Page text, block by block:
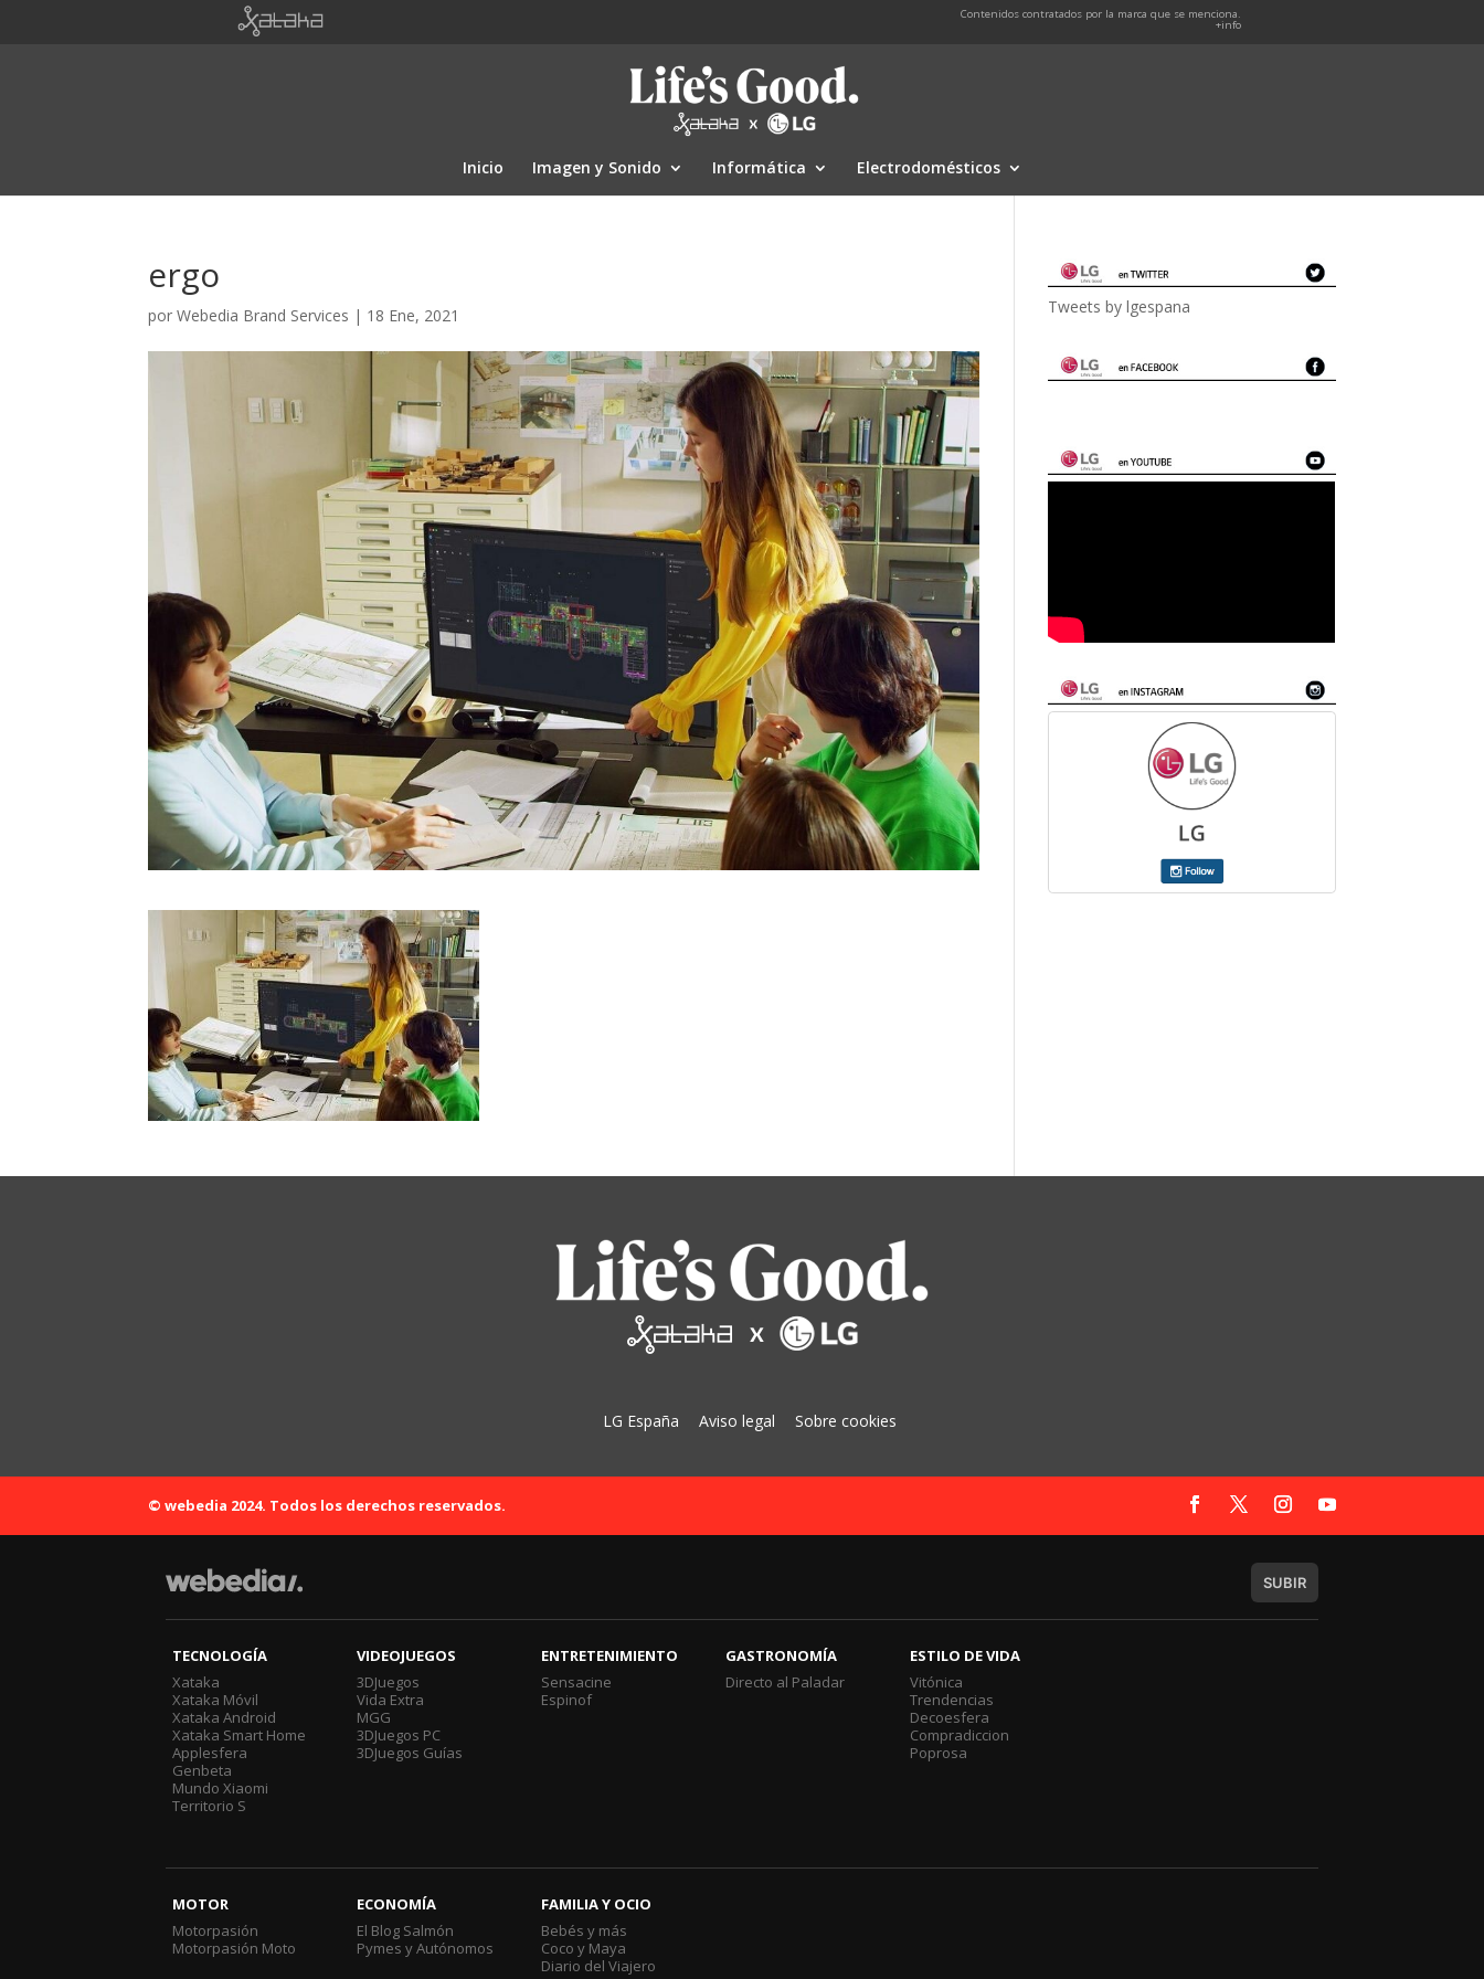
Contenidos contratados por la marca que se menciona.
+info
Inicio Imagen y Sonido Informática Electrodomésticos
ergo
porWebedia Brand Services | 18 Ene, 2021 Tweets by lgespana
LG España Aviso legal Sobre cookies
© webedia 2024. Todos los derechos reservados.
SUBIR
TECNOLOGÍA
Xataka
Xataka Móvil
Xataka Android
Xataka Smart Home
Applesfera
Genbeta
Mundo Xiaomi
Territorio S
VIDEOJUEGOS
3DJuegos
Vida Extra
MGG
3DJuegos PC
3DJuegos Guías
ENTRETENIMIENTO
Sensacine
Espinof
GASTRONOMÍA
Directo al Paladar
ESTILO DE VIDA
Vitónica
Trendencias
Decoesfera
Compradiccion
Poprosa
MOTOR
Motorpasión
Motorpasión Moto
ECONOMÍA
El Blog Salmón
Pymes y Autónomos
FAMILIA Y OCIO
Bebés y más
Coco y Maya
Diario del Viajero